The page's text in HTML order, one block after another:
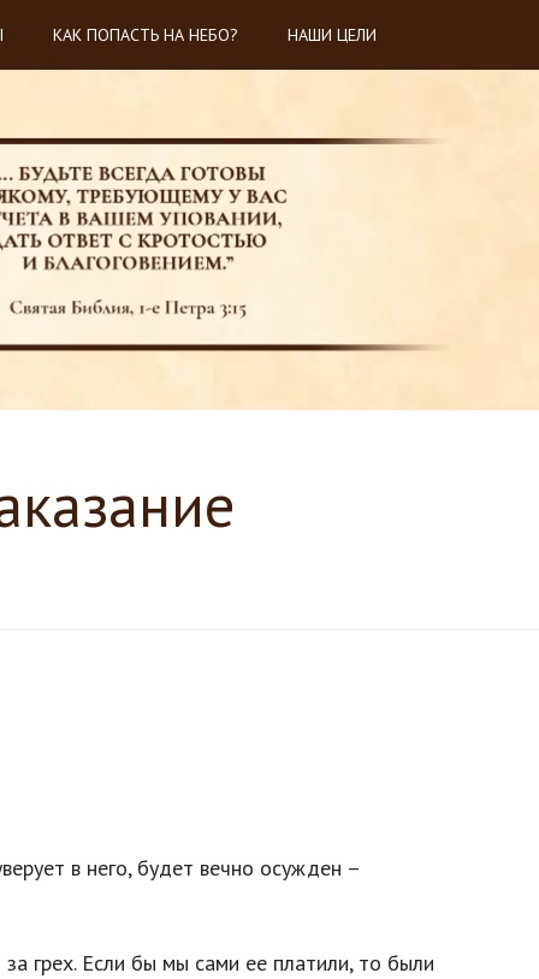
КАК ПОПАСТЬ НА НЕБО? НАШИ ЦЕЛИ
в него, будет вечно осужден –
грех. Если бы мы сами ее платили, то были